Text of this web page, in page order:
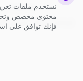
نستخدم ملفات
محتوى مخصص
فإنك توافق على
© 2026 جست كلين. جميع الحقوق محفوظة.
إعدادات ملفات تعريف